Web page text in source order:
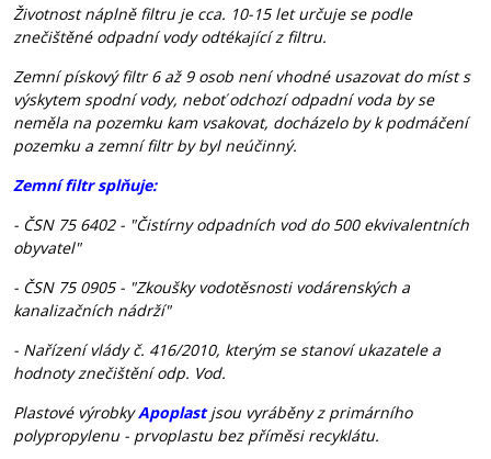
Životnost náplně filtru je cca. 10-15 let určuje se podle
znečištěné odpadní vody odtékající z filtru.
Zemní pískový filtr 6 až 9 osob není vhodné usazovat do míst s
výskytem spodní vody, neboť odchozí odpadní voda by se
neměla na pozemku kam vsakovat, docházelo by k podmáčení
pozemku a zemní filtr by byl neúčinný.
Zemní filtr splňuje:
- ČSN 75 6402 - "Čistírny odpadních vod do 500 ekvivalentních
obyvatel"
- ČSN 75 0905 - "Zkoušky vodotěsnosti vodárenských a
kanalizačních nádrží"
- Nařízení vlády č. 416/2010, kterým se stanoví ukazatele a
hodnoty znečištění odp. Vod.
Plastové výrobky Apoplast jsou vyráběny z primárního
polypropylenu - prvoplastu bez příměsi recyklátu.